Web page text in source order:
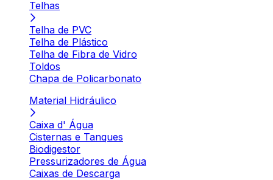
Telhas
Telha de PVC
Telha de Plástico
Telha de Fibra de Vidro
Toldos
Chapa de Policarbonato
Material Hidráulico
Caixa d' Água
Cisternas e Tanques
Biodigestor
Pressurizadores de Água
Caixas de Descarga